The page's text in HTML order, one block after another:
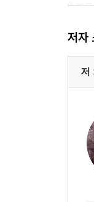
9 놀
11 해
12 인
13
16
17
18
19
20
저자
저